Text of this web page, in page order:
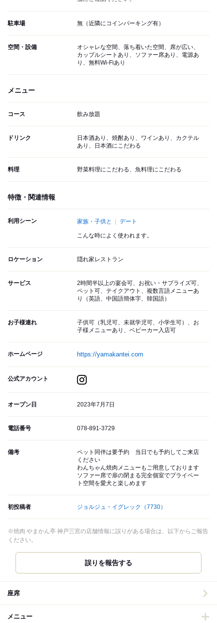
駐車場 無（近隣にコインパーキング有）
空間・設備
オシャレな空間、落ち着いた空間、席が広い、
カップルシートあり、ソファー席あり、電源あ
り、無料Wi-Fiあり
メニュー
コース 飲み放題
ドリンク
日本酒あり、焼酎あり、ワインあり、カクテル
あり、日本酒にこだわる
料理 野菜料理にこだわる、魚料理にこだわる
特徴・関連情報
利用シーン 家族・子供と デート
こんな時によく使われます。
ロケーション 隠れ家レストラン
サービス
2時間半以上の宴会可、お祝い・サプライズ可、
ペット可、テイクアウト、複数言語メニューあ
り（英語、中国語簡体字、韓国語）
お子様連れ
子供可（乳児可、未就学児可、小学生可）、お
子様メニューあり、ベビーカー入店可
ホームページ https://yamakantei.com
公式アカウント
オープン日 2023年7月7日
電話番号 078-891-3729
備考
ペット同伴は要予約 当日でも予約してご来店
ください
わんちゃん焼肉メニューもご用意しております
ソファー席で扉の閉まる完全個室でプライベー
ト空間を愛犬と楽しめます
初投稿者 ジョルジュ・イグレック （7730）
※焼肉 やまかん亭 神戸三宮の店舗情報に誤りがある場合は、以下からご報告
ください。
誤りを報告する
座席
メニュー